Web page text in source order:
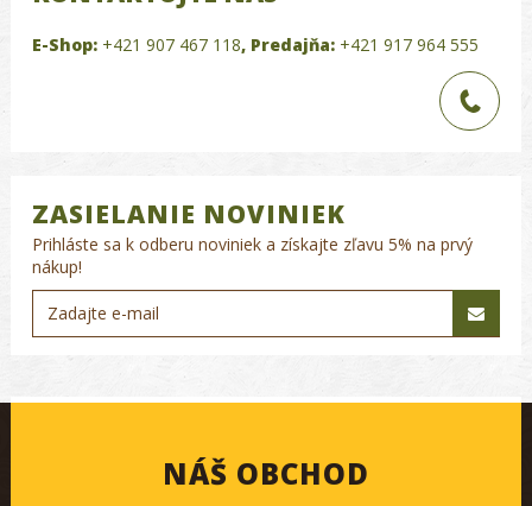
E-Shop: +421 907 467 118, Predajňa: +421 917 964 555
ZASIELANIE NOVINIEK
Prihláste sa k odberu noviniek a získajte zľavu 5% na prvý
nákup!
NÁŠ OBCHOD